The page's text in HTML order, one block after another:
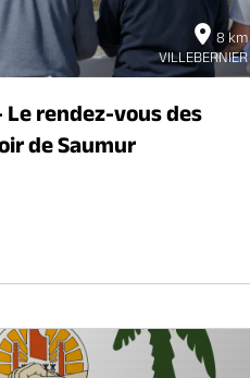
8 km
VILLEBERNIER
rendez-vous des
de Saumur